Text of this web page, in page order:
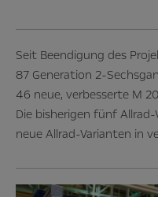
Seit Beendigung des
87 Generation 2-
46 neue, verbesserte M
Die bisherigen fünf
neue Allrad-Varianten in